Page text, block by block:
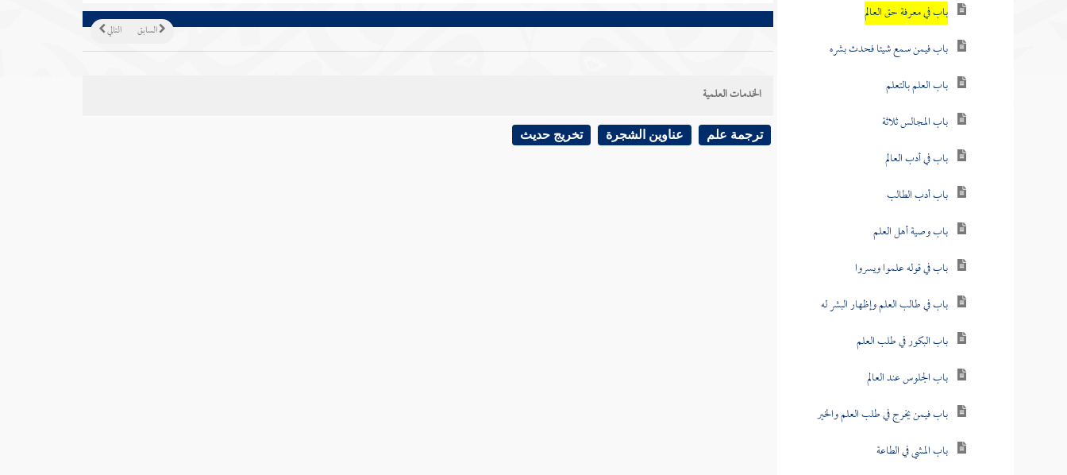
باب في معرفة حق العالم
باب فيمن سمع شيئا فحدث بشره
باب العلم بالتعلم
باب المجالس ثلاثة
باب في أدب العالم
باب أدب الطالب
باب وصية أهل العلم
باب في قوله علموا ويسروا
باب في طالب العلم وإظهار البشر له
باب البكور في طلب العلم
باب الجلوس عند العالم
باب فيمن يخرج في طلب العلم والخير
باب المشي في الطاعة
التالي السابق
الخدمات العلمية
ترجمة علم عناوين الشجرة تخريج حديث